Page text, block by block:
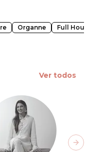
Organne Full House
Ver todos